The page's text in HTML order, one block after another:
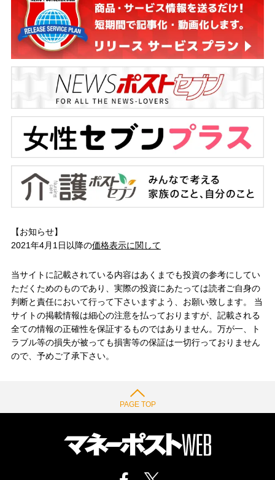
【お知らせ】
2021年4月1日以降の価格表示に関して
当サイトに記載されている内容はあくまでも投資の参考にしてい
ただくためのものであり、実際の投資にあたっては読者ご自身の
判断と責任において行って下さいますよう、お願い致します。 当
サイトの掲載情報は細心の注意を払っておりますが、記載される
全ての情報の正確性を保証するものではありません。万が一、ト
ラブル等の損失が被っても損害等の保証は一切行っておりません
ので、予めご了承下さい。
PAGE TOP